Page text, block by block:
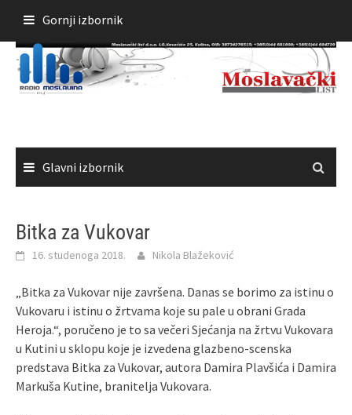
sadržaja
Gornji izbornik
Glavni izbornik
Bitka za Vukovar
16. studenoga 2018. Nikola Blažeković
„Bitka za Vukovar nije završena. Danas se borimo za istinu o
Vukovaru i istinu o žrtvama koje su pale u obrani Grada
Heroja.“, poručeno je to sa večeri Sjećanja na žrtvu Vukovara
u Kutini u sklopu koje je izvedena glazbeno-scenska
predstava Bitka za Vukovar, autora Damira Plavšića i Damira
Markuša Kutine, branitelja Vukovara.